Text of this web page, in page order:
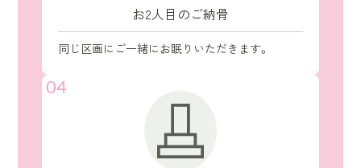
お2人目のご納骨
同じ区画にご一緒にお眠りいただきます。
04